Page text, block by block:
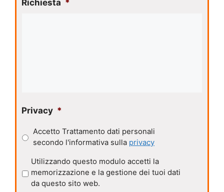
Richiesta *
Privacy *
Accetto Trattamento dati personali
secondo l'informativa sulla privacy
r
Utilizzando questo modulo accetti la
memorizzazione e la gestione dei tuoi dati
da questo sito web.